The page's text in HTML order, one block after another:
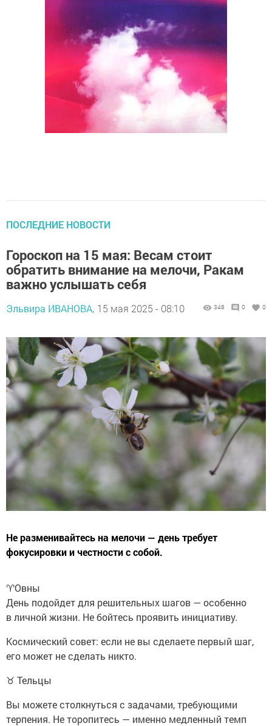
ПОСЛЕДНИЕ НОВОСТИ
Гороскоп на 15 мая: Весам стоит
обратить внимание на мелочи, Ракам
важно услышать себя
Эльвира ИВАНОВА, 15 мая 2025 - 08:10 348 0 0
Не разменивайтесь на мелочи — день требует
фокусировки и честности с собой.
♈️Овны
День подойдет для решительных шагов — особенно
в личной жизни. Не бойтесь проявить инициативу.
Космический совет: если не вы сделаете первый шаг,
его может не сделать никто.
♉ Тельцы
Вы можете столкнуться с задачами, требующими
терпения. Не торопитесь — именно медленный темп